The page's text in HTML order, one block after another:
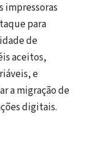
impressoras
para
de
aceitos,
e
a migração de
digitais.